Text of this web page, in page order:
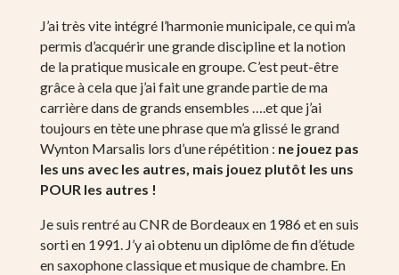
J’ai très vite intégré l’harmonie municipale, ce qui m’a
permis d’acquérir une grande discipline et la notion
de la pratique musicale en groupe. C’est peut-être
grâce à cela que j’ai fait une grande partie de ma
carrière dans de grands ensembles ….et que j’ai
toujours en tète une phrase que m’a glissé le grand
Wynton Marsalis lors d’une répétition : ne jouez pas
les uns avec les autres, mais jouez plutôt les uns
POUR les autres !
Je suis rentré au CNR de Bordeaux en 1986 et en suis
sorti en 1991. J’y ai obtenu un diplôme de fin d’étude
en saxophone classique et musique de chambre. En